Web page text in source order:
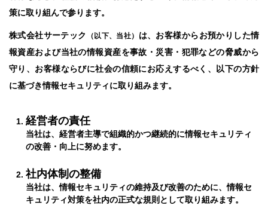
策に取り組んで参ります。
株式会社サーテック （以下、当社） は、お客様からお預かりした情
報資産および当社の情報資産を事故・災害・犯罪などの脅威から
守り、お客様ならびに社会の信頼にお応えするべく、以下の方針
に基づき情報セキュリティに取り組みます。
経営者の責任
当社は、経営者主導で組織的かつ継続的に情報セキュリティ
の改善・向上に努めます。
社内体制の整備
当社は、情報セキュリティの維持及び改善のために、情報セ
キュリティ対策を社内の正式な規則として取り組みます。